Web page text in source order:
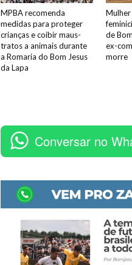
MPBA recomenda
medidas para proteger
crianças e coibir maus-
tratos a animais durante
a Romaria do Bom Jesus
da Lapa
de
ex-
morre
Conversar no